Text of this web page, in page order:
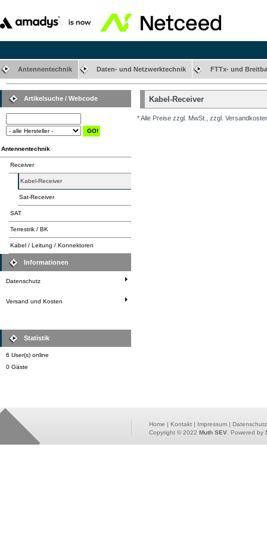
Antennentechnik Daten- und Netzwerktechnik FTTx- und
Artikelsuche / Webcode
Antennentechnik
Receiver
Kabel-Receiver
Sat-Receiver
SAT
Terrestrik / BK
Kabel / Leitung / Konnektoren
Informationen
Datenschutz
Versand und Kosten
Statistik
6 User(s) online
0 Gäste
Kabel-Receiver
* Alle Preise zzgl. MwSt., zzgl.
Home | Kontakt | Impressum |
Copyright © 2022 Muth SEV . Powered by